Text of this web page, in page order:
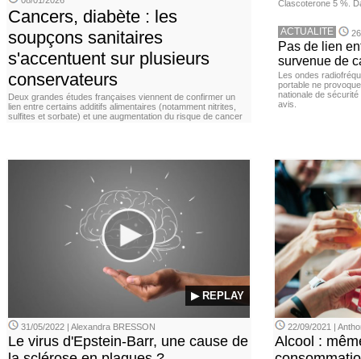
Cancers, diabète : les
soupçons sanitaires
s'accentuent sur plusieurs
conservateurs
Deux grandes études françaises viennent de confirmer un
lien entre certains additifs alimentaires (notamment nitrites,
sulfites et sorbate) et une augmentation du risque de cancer
Clascoterone 5 %.
ACTUALITE
Pas de lien
survenue de
Les ondes
portable ne
nationale de
avis.
▶ REPLAY
31/05/2022 | Alexandra BRESSON
Le virus d'Epstein-Barr, une cause de
22/09/2021 |
Alcool :